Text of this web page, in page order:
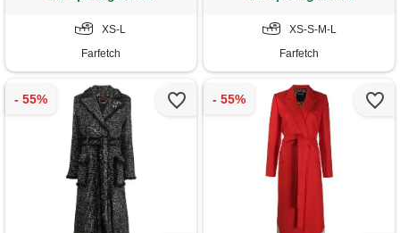
XS-L
Farfetch
XS-S-M-L
Farfetch